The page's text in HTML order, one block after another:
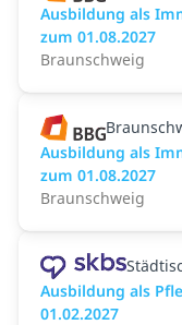
Ausbildung als
zum 01.08.2027
Braunschweig
Ausbildung als
zum 01.08.2027
Braunschweig
Ausbildung als
01.02.2027